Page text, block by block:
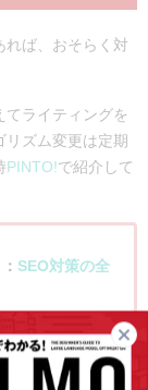
れば、おそらく対
てライティングを
リズム変更は定期
PINTO!で紹介して
SEO対策の全
をご紹介